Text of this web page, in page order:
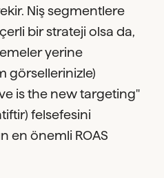
Niş segmentlere
bir strateji olsa da,
yerine
görsellerinizle)
is the new targeting"
felsefesini
en önemli ROAS